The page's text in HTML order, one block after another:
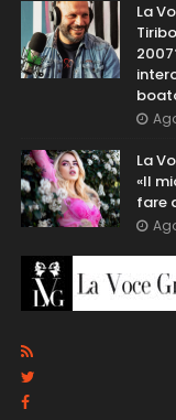
La
La
«Il
fare